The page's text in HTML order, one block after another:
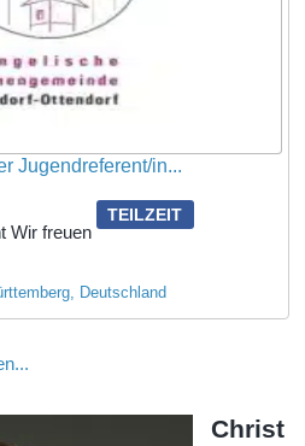
Jugendreferent/in...
TEILZEIT
Wir freuen
Deutschland
Christ